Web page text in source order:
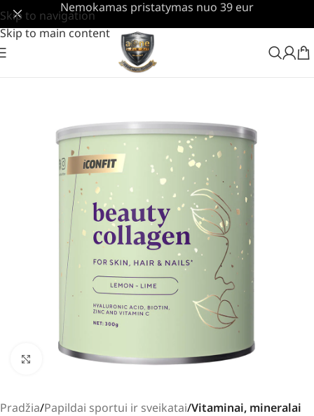
Skip to navigation
Skip to main content
Nemokamas pristatymas nuo 39 eur
Padidinti
Pradžia Papildai sportui ir sveikatai Vitaminai, mineralai